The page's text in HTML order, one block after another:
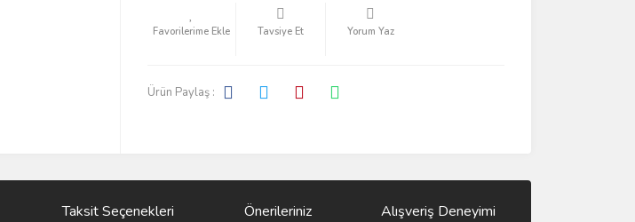
Tavsiye Et Yorum Yaz
Ürün Paylaş :
Taksit Seçenekleri Önerileriniz Alışveriş Deneyimi